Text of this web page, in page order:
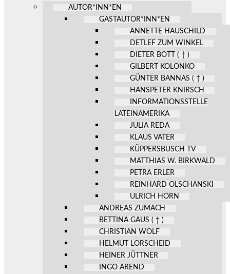
AUTOR*INN*EN
GASTAUTOR*INN*EN
ANNETTE HAUSCHILD
DETLEF ZUM WINKEL
DIETER BOTT ( † )
GILBERT KOLONKO
GÜNTER BANNAS ( † )
HANSPETER KNIRSCH
INFORMATIONSSTELLE
LATEINAMERIKA
JULIA REDA
KLAUS VATER
KÜPPERSBUSCH TV
MATTHIAS W. BIRKWALD
PETRA ERLER
REINHARD OLSCHANSKI
ULRICH HORN
ANDREAS ZUMACH
BETTINA GAUS ( † )
CHRISTIAN WOLF
HELMUT LORSCHEID
HEINER JÜTTNER
INGO AREND